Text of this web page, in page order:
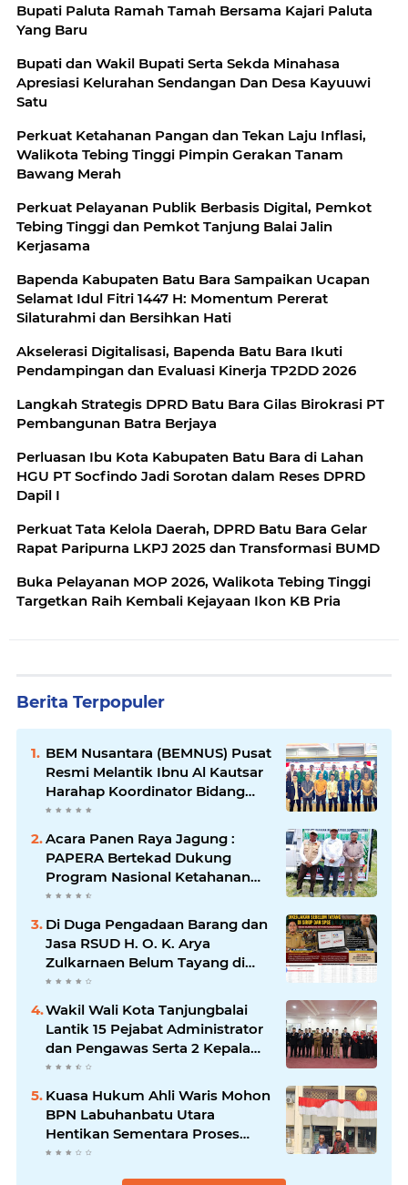
Bupati Paluta Ramah Tamah Bersama Kajari Paluta
Yang Baru
Bupati dan Wakil Bupati Serta Sekda Minahasa
Apresiasi Kelurahan Sendangan Dan Desa Kayuuwi
Satu
Perkuat Ketahanan Pangan dan Tekan Laju Inflasi,
Walikota Tebing Tinggi Pimpin Gerakan Tanam
Bawang Merah
Perkuat Pelayanan Publik Berbasis Digital, Pemkot
Tebing Tinggi dan Pemkot Tanjung Balai Jalin
Kerjasama
Bapenda Kabupaten Batu Bara Sampaikan Ucapan
Selamat Idul Fitri 1447 H: Momentum Pererat
Silaturahmi dan Bersihkan Hati
Akselerasi Digitalisasi, Bapenda Batu Bara Ikuti
Pendampingan dan Evaluasi Kinerja TP2DD 2026
Langkah Strategis DPRD Batu Bara Gilas Birokrasi PT
Pembangunan Batra Berjaya
Perluasan Ibu Kota Kabupaten Batu Bara di Lahan
HGU PT Socfindo Jadi Sorotan dalam Reses DPRD
Dapil I
Perkuat Tata Kelola Daerah, DPRD Batu Bara Gelar
Rapat Paripurna LKPJ 2025 dan Transformasi BUMD
Buka Pelayanan MOP 2026, Walikota Tebing Tinggi
Targetkan Raih Kembali Kejayaan Ikon KB Pria
Berita Terpopuler
BEM Nusantara (BEMNUS) Pusat
Resmi Melantik Ibnu Al Kautsar
Harahap Koordinator Bidang
(Korbid) BEMNUS Periode
Acara Panen Raya Jagung :
PAPERA Bertekad Dukung
Program Nasional Ketahanan
Pangan Di Kota Kerang
Di Duga Pengadaan Barang dan
Jasa RSUD H. O. K. Arya
Zulkarnaen Belum Tayang di
SiRUP dan SPSE, Tapi Sudah
Maladministrasi dan Potensi
Pelanggaran Hukum
Wakil Wali Kota Tanjungbalai
Lantik 15 Pejabat Administrator
dan Pengawas Serta 2 Kepala
Puskesmas Pemko
Kuasa Hukum Ahli Waris Mohon
BPN Labuhanbatu Utara
Hentikan Sementara Proses
Sertifikat Tanah Objek Sengketa